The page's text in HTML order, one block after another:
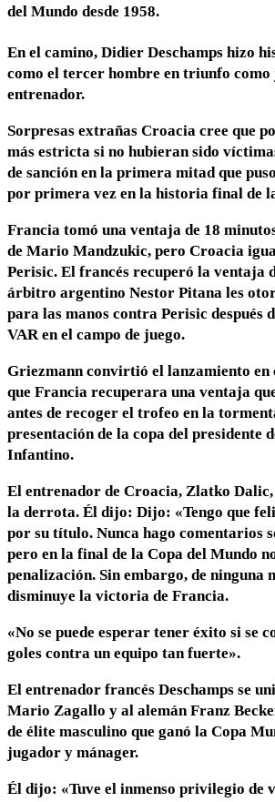
del Mundo desde 1958.
En el camino, Didier Deschamps hizo
como el tercer hombre en triunfo
entrenador.
Sorpresas extrañas Croacia cree que
más estricta si no hubieran sido
de sanción en la primera mitad que
por primera vez en la historia final de
Francia tomó una ventaja de 18
de Mario Mandzukic, pero Croacia
Perisic. El francés recuperó la ventaja
árbitro argentino Nestor Pitana les
para las manos contra Perisic después
VAR en el campo de juego.
Griezmann convirtió el lanzamiento en
que Francia recuperara una ventaja
antes de recoger el trofeo en la
presentación de la copa del presidente
Infantino.
El entrenador de Croacia, Zlatko
la derrota. Él dijo: Dijo: «Tengo que
por su título. Nunca hago comentarios
pero en la final de la Copa del Mundo
penalización. Sin embargo, de ninguna
disminuye la victoria de Francia.
«No se puede esperar tener éxito si se
goles contra un equipo tan fuerte».
El entrenador francés Deschamps se
Mario Zagallo y al alemán Franz
de élite masculino que ganó la Copa
jugador y mánager.
Él dijo: «Tuve el inmenso privilegio de